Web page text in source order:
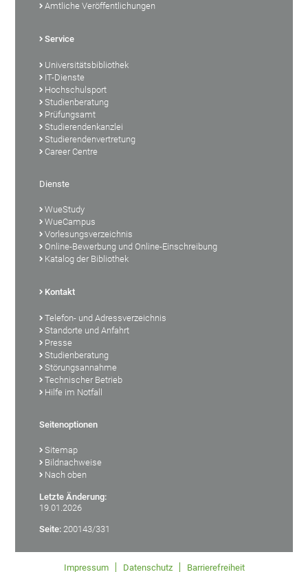
Amtliche Veröffentlichungen
Service
Universitätsbibliothek
IT-Dienste
Hochschulsport
Studienberatung
Prüfungsamt
Studierendenkanzlei
Studierendenvertretung
Career Centre
Dienste
WueStudy
WueCampus
Vorlesungsverzeichnis
Online-Bewerbung und Online-Einschreibung
Katalog der Bibliothek
Kontakt
Telefon- und Adressverzeichnis
Standorte und Anfahrt
Presse
Studienberatung
Störungsannahme
Technischer Betrieb
Hilfe im Notfall
Seitenoptionen
Sitemap
Bildnachweise
Nach oben
Letzte Änderung:
19.01.2026
Seite: 200143/331
Impressum Datenschutz Barrierefreiheit